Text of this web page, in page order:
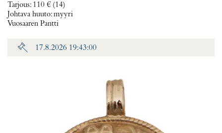
Tarjous: 110 € (14)
Johtava huuto:myyri
Vuosaaren Pantti
17.8.2026 19:43:00